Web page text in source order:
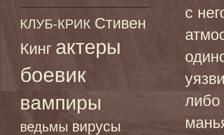
КЛУБ-КРИК Стивен
Кинг актеры
боевик
вампиры
ведьмы вирусы
с
либо